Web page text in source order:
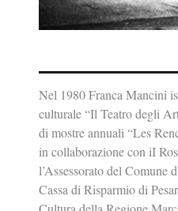
Nel 1980 Franca Mancini
culturale “Il Teatro degli
di mostre annuali “Les
in collaborazione con iI
l’Assessorato del Comune
Cassa di Risparmio di